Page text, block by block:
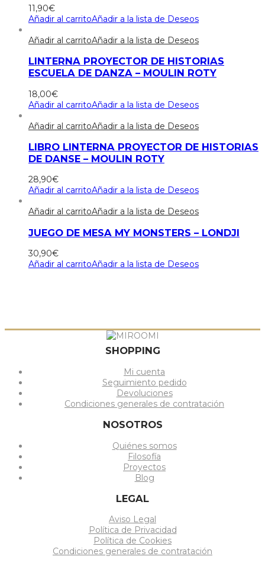
11,90€
Añadir al carritoAñadir a la lista de Deseos
Añadir al carritoAñadir a la lista de Deseos
LINTERNA PROYECTOR DE HISTORIAS
ESCUELA DE DANZA – MOULIN ROTY
18,00€
Añadir al carritoAñadir a la lista de Deseos
Añadir al carritoAñadir a la lista de Deseos
LIBRO LINTERNA PROYECTOR DE HISTORIAS
DE DANSE – MOULIN ROTY
28,90€
Añadir al carritoAñadir a la lista de Deseos
Añadir al carritoAñadir a la lista de Deseos
JUEGO DE MESA MY MONSTERS – LONDJI
30,90€
Añadir al carritoAñadir a la lista de Deseos
SHOPPING
Mi cuenta
Seguimiento pedido
Devoluciones
Condiciones generales de contratación
NOSOTROS
Quiénes somos
Filosofía
Proyectos
Blog
LEGAL
Aviso Legal
Política de Privacidad
Política de Cookies
Condiciones generales de contratación